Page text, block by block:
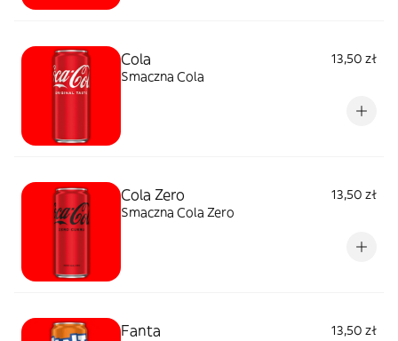
Cola
13,50 zł
Smaczna Cola
Cola Zero
13,50 zł
Smaczna Cola Zero
Fanta
13,50 zł